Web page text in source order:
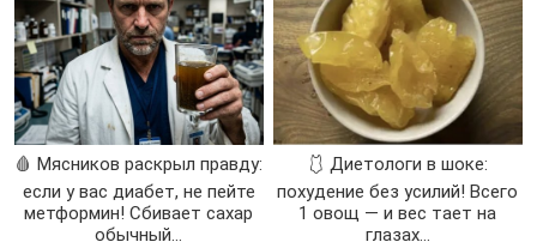
🩸 Мясников раскрыл правду:
если у вас диабет, не пейте
метформин! Сбивает сахар
обычный...
🩱 Диетологи в шоке:
похудение без усилий! Всего
1 овощ — и вес тает на
глазах…